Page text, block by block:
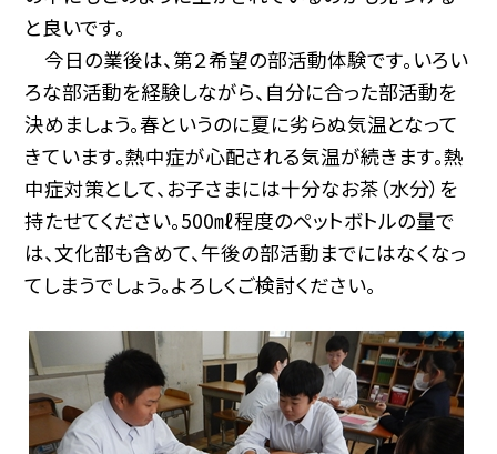
と良いです。
今日の業後は、第２希望の部活動体験です。いろい
ろな部活動を経験しながら、自分に合った部活動を
決めましょう。春というのに夏に劣らぬ気温となって
きています。熱中症が心配される気温が続きます。熱
中症対策として、お子さまには十分なお茶（水分）を
持たせてください。500㎖程度のペットボトルの量で
は、文化部も含めて、午後の部活動までにはなくなっ
てしまうでしょう。よろしくご検討ください。